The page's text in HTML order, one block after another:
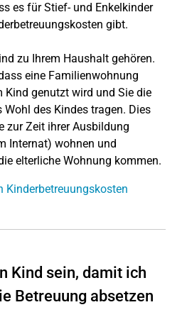
es für Stief- und Enkelkinder
gibt.
zu Ihrem Haushalt gehören.
eine Familienwohnung
Kind genutzt wird und Sie die
des Kindes tragen. Dies
zur Zeit ihrer Ausbildung
Internat) wohnen und
elterliche Wohnung kommen.
Kinderbetreuungskosten
Kind sein, damit ich
Betreuung absetzen